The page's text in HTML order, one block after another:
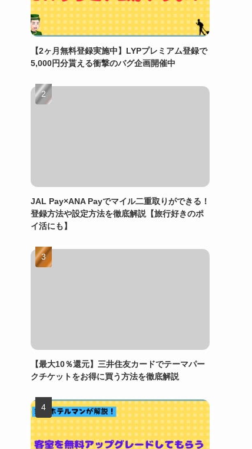
【2ヶ月無料登録実施中】LYPプレミアム登録で
5,000円分貰える衝撃のバグ企画開催中
JAL Pay×ANA Payでマイル二重取りができる！
登録方法や設定方法を徹底解説【旅行好きのポ
イ活にも】
【最大10％還元】三井住友カードでテーマパー
クチケットをお得に買う方法を徹底解説